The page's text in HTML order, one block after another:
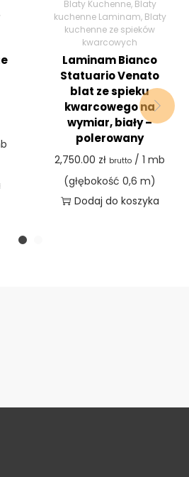
Blaty Kuchenne, Blaty
kuchenne Laminam, Blaty
kuchenne ze spieków
kwarcowych
Laminam Bianco
Statuario Venato
blat ze spieku
kwarcowego na
wymiar, biały –
polerowany
2,750.00 zł brutto / 1 mb
(głębokość 0,6 m)
Dodaj do koszyka